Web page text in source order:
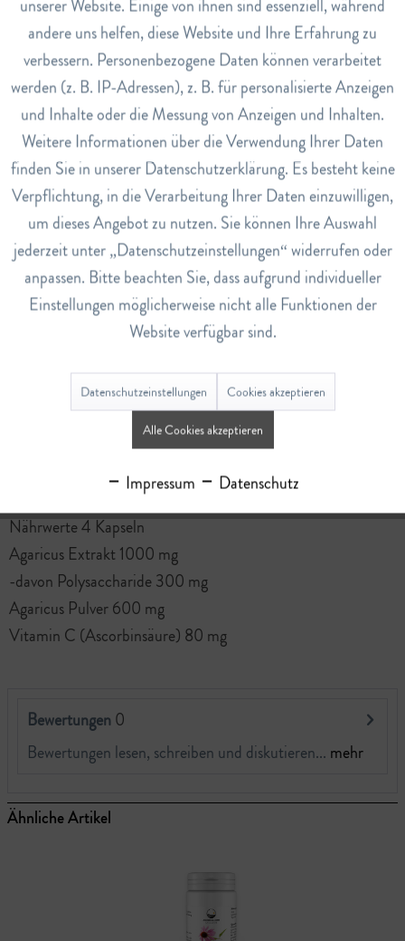
für natürliches Vitamin C), Ascorbinsäure (2,96 %)
Hinweise
Hergestellt in der Schweiz. Ohne Gluten, Lactose,
künstliche Farb- und Aromastoffe, Gentechnik. 100 %
vegetarisch. Die angegebene Tagesdosis sollte nicht
überschritten werden. Ausserhalb der Reichweite von
Kindern aufbewahren. Nahrungsergänzungsmittel sind kein
Ersatz für eine abwechslungsreiche Ernährung.
Dosierung
3x täglich 1-4 Kapseln mit Flüssigkeit zu den Mahlzeiten
einnehmen.
9009330014009
Nährwerte 4 Kapseln
Agaricus Extrakt 1000 mg
-davon Polysaccharide 300 mg
Agaricus Pulver 600 mg
Vitamin C (Ascorbinsäure) 80 mg
Bewertungen 0
Bewertungen lesen, schreiben und diskutieren... mehr
Ähnliche Artikel
Marketing Inaktiv
Tracking Inaktiv
Service Inaktiv
unserer Website. Einige von ihnen sind essenziell, während
andere uns helfen, diese Website und Ihre Erfahrung zu
verbessern. Personenbezogene Daten können verarbeitet
werden (z. B. IP-Adressen), z. B. für personalisierte Anzeigen
und Inhalte oder die Messung von Anzeigen und Inhalten.
Weitere Informationen über die Verwendung Ihrer Daten
finden Sie in unserer Datenschutzerklärung. Es besteht keine
Verpflichtung, in die Verarbeitung Ihrer Daten einzuwilligen,
um dieses Angebot zu nutzen. Sie können Ihre Auswahl
jederzeit unter „Datenschutzeinstellungen“ widerrufen oder
anpassen. Bitte beachten Sie, dass aufgrund individueller
Einstellungen möglicherweise nicht alle Funktionen der
Website verfügbar sind.
Datenschutzeinstellungen Cookies akzeptieren
Alle Cookies akzeptieren
Impressum Datenschutz